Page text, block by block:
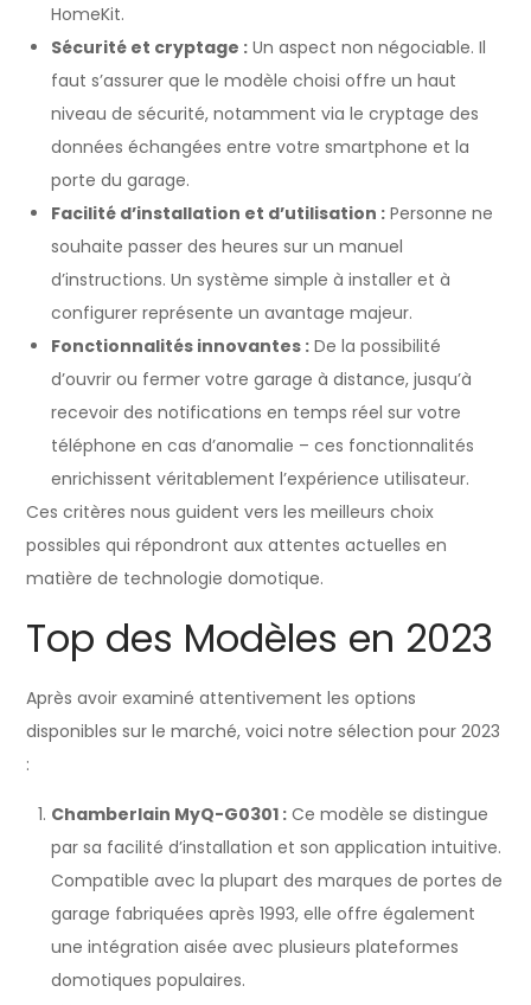
HomeKit.
Sécurité et cryptage : Un aspect non négociable. Il
faut s’assurer que le modèle choisi offre un haut
niveau de sécurité, notamment via le cryptage des
données échangées entre votre smartphone et la
porte du garage.
Facilité d’installation et d’utilisation : Personne ne
souhaite passer des heures sur un manuel
d’instructions. Un système simple à installer et à
configurer représente un avantage majeur.
Fonctionnalités innovantes : De la possibilité
d’ouvrir ou fermer votre garage à distance, jusqu’à
recevoir des notifications en temps réel sur votre
téléphone en cas d’anomalie – ces fonctionnalités
enrichissent véritablement l’expérience utilisateur.
Ces critères nous guident vers les meilleurs choix
possibles qui répondront aux attentes actuelles en
matière de technologie domotique.
Top des Modèles en 2023
Après avoir examiné attentivement les options
disponibles sur le marché, voici notre sélection pour 2023
:
Chamberlain MyQ-G0301 : Ce modèle se distingue
par sa facilité d’installation et son application intuitive.
Compatible avec la plupart des marques de portes de
garage fabriquées après 1993, elle offre également
une intégration aisée avec plusieurs plateformes
domotiques populaires.